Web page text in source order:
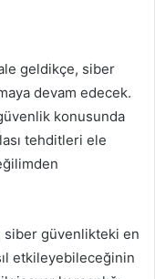
geldikçe, siber
devam edecek.
konusunda
tehditleri ele
siber güvenlikteki en
etkileyebileceğinin